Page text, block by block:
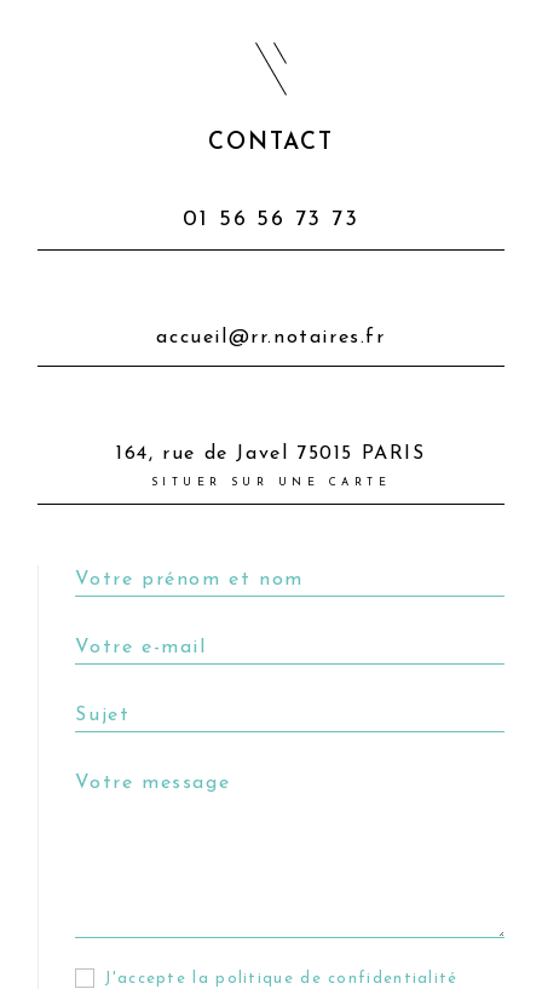
CONTACT
01 56 56 73 73
accueil@rr.notaires.fr
164, rue de Javel 75015 PARIS
SITUER SUR UNE CARTE
J'accepte la politique de confidentialité